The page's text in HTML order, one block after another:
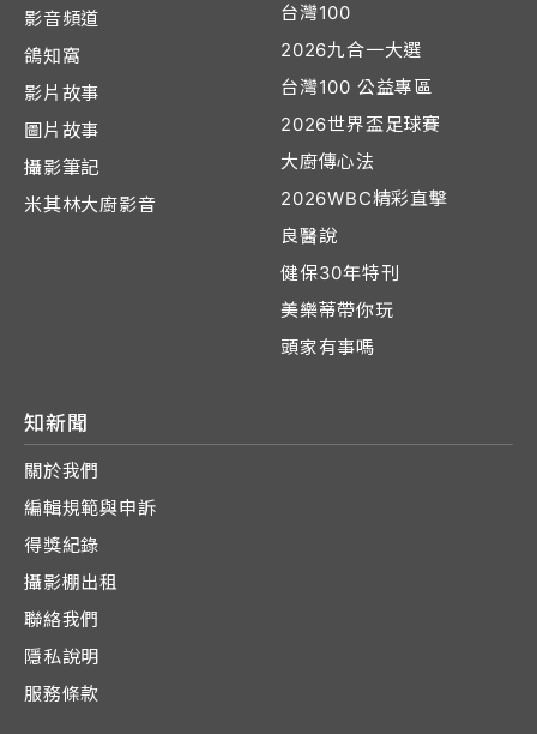
影音頻道
鴿知窩
影片故事
圖片故事
攝影筆記
米其林大廚影音
台灣100
2026九合一大選
台灣100 公益專區
2026世界盃足球賽
大廚傳心法
2026WBC精彩直擊
良醫說
健保30年特刊
美樂蒂帶你玩
頭家有事嗎
知新聞
關於我們
編輯規範與申訴
得獎紀錄
攝影棚出租
聯絡我們
隱私說明
服務條款